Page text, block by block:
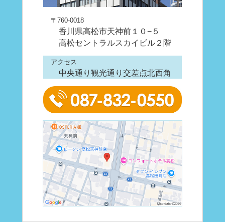
〒760-0018
香川県高松市天神前１０−５
高松セントラルスカイビル２階
アクセス
中央通り観光通り交差点北西角